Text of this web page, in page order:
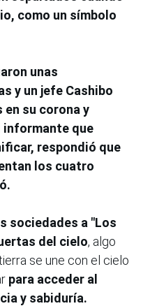
como un símbolo
unas
y un jefe Cashibo
en su corona y
informante que
respondió que
los cuatro
sociedades a "Los
del cielo, algo
se une con el cielo
para acceder al
y sabiduría.